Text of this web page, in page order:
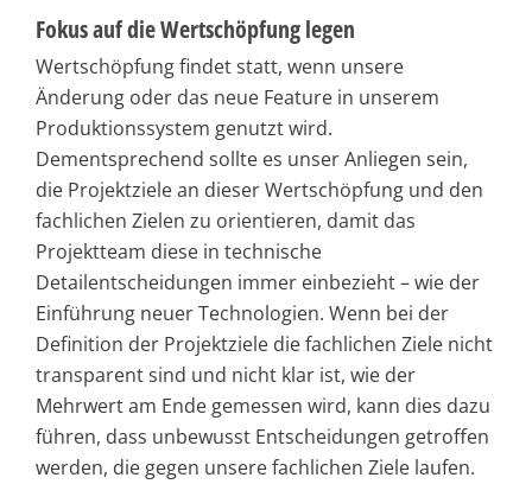
Fokus auf die Wertschöpfung legen
Wertschöpfung findet statt, wenn unsere
Änderung oder das neue Feature in unserem
Produktionssystem genutzt wird.
Dementsprechend sollte es unser Anliegen sein,
die Projektziele an dieser Wertschöpfung und den
fachlichen Zielen zu orientieren, damit das
Projektteam diese in technische
Detailentscheidungen immer einbezieht – wie der
Einführung neuer Technologien. Wenn bei der
Definition der Projektziele die fachlichen Ziele nicht
transparent sind und nicht klar ist, wie der
Mehrwert am Ende gemessen wird, kann dies dazu
führen, dass unbewusst Entscheidungen getroffen
werden, die gegen unsere fachlichen Ziele laufen.